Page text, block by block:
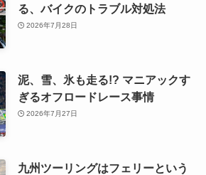
る、バイクのトラブル対処法
2026年7月28日
泥、雪、氷も走る!? マニアックす
ぎるオフロードレース事情
2026年7月27日
九州ツーリングはフェリーという